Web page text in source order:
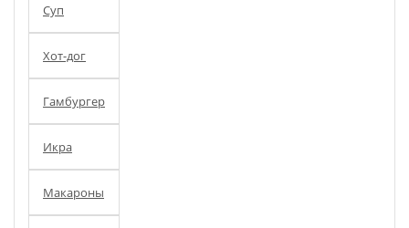
Суп
Хот-дог
Гамбургер
Икра
Макароны